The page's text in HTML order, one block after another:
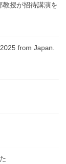
教授が招待講演を
from Japan.